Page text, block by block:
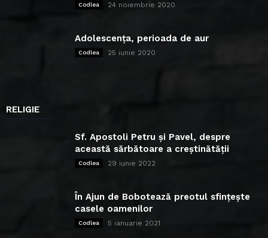
Codlea 24 noiembrie 2020
Adolescența, perioada de aur
Codlea 25 iunie 2020
RELIGIE
Sf. Apostoli Petru și Pavel, despre
această sărbătoare a creștinătății
Codlea 29 iunie 2022
În Ajun de Bobotează preotul sfințește
casele oamenilor
Codlea 5 ianuarie 2021